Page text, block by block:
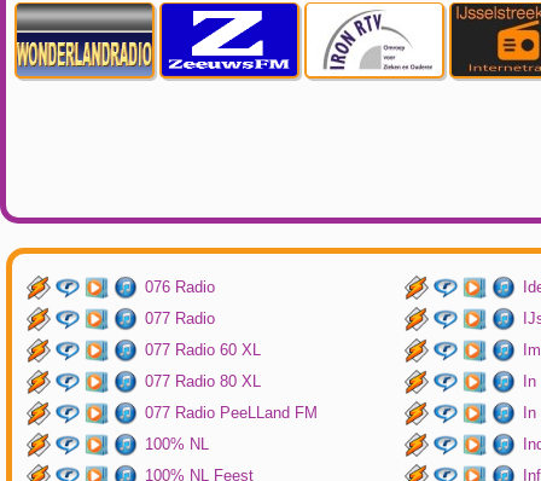
076 Radio
077 Radio
077 Radio 60 XL
077 Radio 80 XL
077 Radio PeeLLand FM
100% NL
100% NL Feest